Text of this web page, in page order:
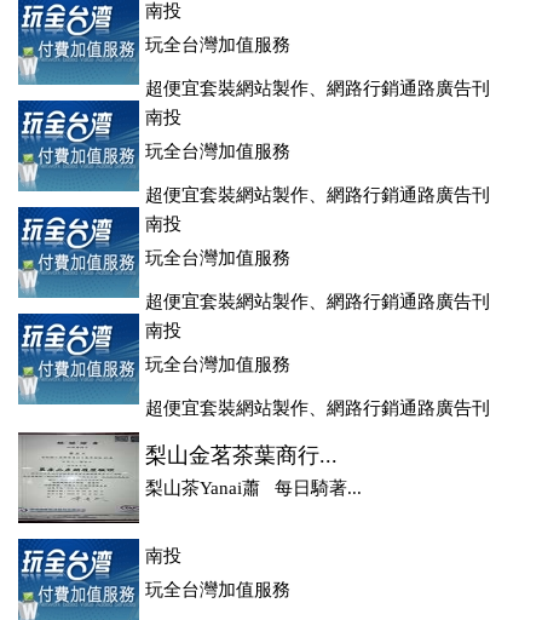
登、訂房系統、客房委託旅行社銷售，全面優惠中....
南投
玩全台灣加值服務
超便宜套裝網站製作、網路行銷通路廣告刊
登、訂房系統、客房委託旅行社銷售，全面優惠中....
南投
玩全台灣加值服務
超便宜套裝網站製作、網路行銷通路廣告刊
登、訂房系統、客房委託旅行社銷售，全面優惠中....
南投
玩全台灣加值服務
超便宜套裝網站製作、網路行銷通路廣告刊
登、訂房系統、客房委託旅行社銷售，全面優惠中....
南投
玩全台灣加值服務
超便宜套裝網站製作、網路行銷通路廣告刊
登、訂房系統、客房委託旅行社銷售，全面優惠中....
梨山金茗茶葉商行...
梨山茶Yanai蕭 每日騎著...
南投
玩全台灣加值服務